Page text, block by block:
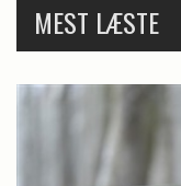
MEST LÆSTE